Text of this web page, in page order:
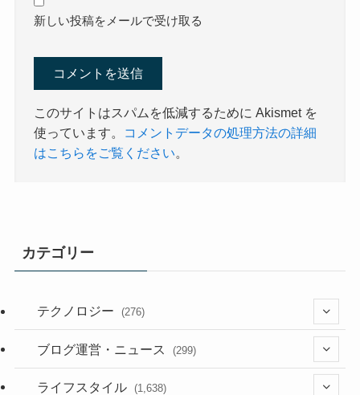
新しい投稿をメールで受け取る
このサイトはスパムを低減するために Akismet を
使っています。
コメントデータの処理方法の詳細
はこちらをご覧ください。
カテゴリー
テクノロジー (276)
(36)
(187)
ブログ運営・ニュース (299)
(118)
ライフスタイル (1,638)